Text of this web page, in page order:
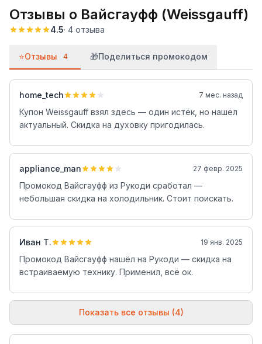
Отзывы о Вайсгауфф (Weissgauff)
4.5· 4 отзыва
⭐Отзывы 4 🎁Поделиться промокодом
home_tech 7 мес. назад
Купон Weissgauff взял здесь — один истёк, но нашёл
актуальный. Скидка на духовку пригодилась.
appliance_man 27 февр. 2025
Промокод Вайсгауфф из Рукоди сработал —
небольшая скидка на холодильник. Стоит поискать.
Иван Т. 19 янв. 2025
Промокод Вайсгауфф нашёл на Рукоди — скидка на
встраиваемую технику. Применил, всё ок.
Показать все отзывы (4)